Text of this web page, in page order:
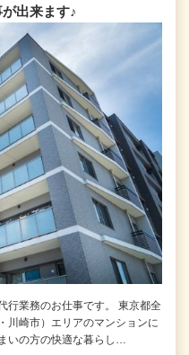
出来ます♪
行業務のお仕事です。 東京都全
川崎市）エリアのマンションに
いの方の快適な暮らし…